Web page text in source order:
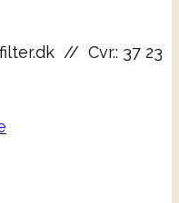
// Cvr.: 37 23